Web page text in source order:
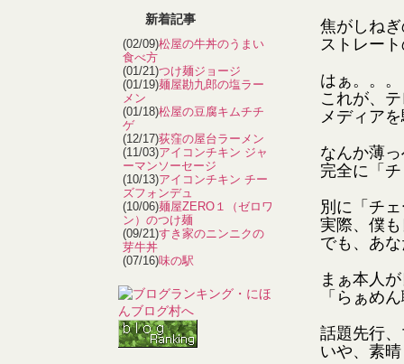
新着記事
(02/09)松屋の牛丼のうまい
食べ方
(01/21)つけ麺ジョージ
(01/19)麺屋勘九郎の塩ラー
メン
(01/18)松屋の豆腐キムチチ
ゲ
(12/17)荻窪の屋台ラーメン
(11/03)アイコンチキン ジャ
ーマンソーセージ
(10/13)アイコンチキン チー
ズフォンデュ
(10/06)麺屋ZERO１（ゼロワ
ン）のつけ麺
(09/21)すき家のニンニクの
芽牛丼
(07/16)味の駅
焦がしね
ストレー
はぁ。。。
これが、
メディア
なんか薄
完全に「
別に「チ
実際、僕
でも、あ
まぁ本人
「らぁめ
話題先行
いや、素